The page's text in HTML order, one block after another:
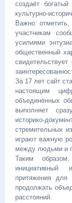
создаёт
культурно-
Важно
участникам
усилиями
общественный
За 17 лет сайт
настоящим
объединённых
выполняет
историко-
стремительных
играют важную
между людьми и
Таким
инициативный
притяжения для
продолжать
расстояний.